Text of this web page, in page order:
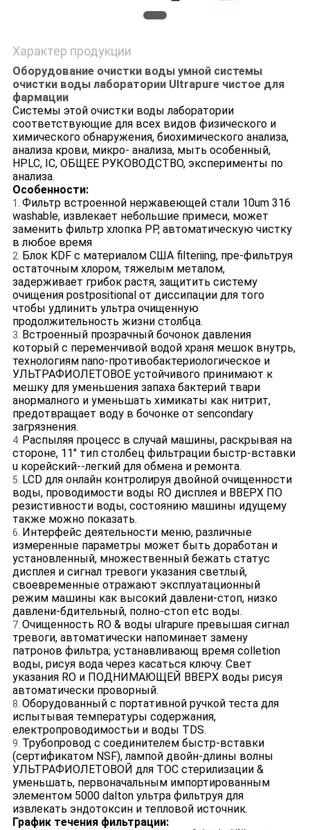
Характер продукции
Оборудование очистки воды умной системы
очистки воды лаборатории Ultrapure чистое для
фармации
Системы этой очистки воды лаборатории
соответствующие для всех видов физического и
химического обнаружения, биохимического анализа,
анализа крови, микро- анализа, мыть особенный,
HPLC, IC, ОБЩЕЕ РУКОВОДСТВО, эксперименты по
анализа.
Особенности:
1. Фильтр встроенной нержавеющей стали 10um 316
washable, извлекает небольшие примеси, может
заменить фильтр хлопка PP, автоматическую чистку
в любое время
2. Блок KDF с материалом США filteriing, пре-фильтруя
остаточным хлором, тяжелым металом,
задерживает грибок растя, защитить систему
очищения postpositional от диссипации для того
чтобы удлинить ультра очищенную
продолжительность жизни столбца.
3. Встроенный прозрачный бочонок давления
который с переменчивой водой храня мешок внутрь,
технологиям nano-противобактериологическое и
УЛЬТРАФИОЛЕТОВОЕ устойчивого принимают к
мешку для уменьшения запаха бактерий твари
анормалного и уменьшать химикаты как нитрит,
предотвращает воду в бочонке от sencondary
загрязнения.
4. Распыляя процесс в случай машины, раскрывая на
стороне, 11" тип столбец фильтрации быстр-вставки
u корейский--легкий для обмена и ремонта.
5. LCD для онлайн контролируя двойной очищенности
воды, проводимости воды RO дисплея и ВВЕРХ ПО
резистивности воды, состоянию машины идущему
также можно показать.
6. Интерфейс деятельности меню, различные
измеренные параметры может быть доработан и
установленный, множественный бежать статус
дисплея и сигнал тревоги указания светлый,
своевременные отражают эксплуатационный
режим машины как высокий давлени-стоп, низко
давлени-бдительный, полно-стоп etc воды.
7. Очищенность RO & воды ulrapure превышая сигнал
тревоги, автоматически напоминает замену
патронов фильтра; устанавливающ время colletion
воды, рисуя вода через касаться ключу. Свет
указания RO и ПОДНИМАЮЩЕЙ ВВЕРХ воды рисуя
автоматически проворный.
8. Оборудованный с портативной ручкой теста для
испытывая температуры содержания,
електропроводимостьи и воды TDS.
9. Трубопровод с соединителем быстр-вставки
(сертификатом NSF), лампой двойн-длины волны
УЛЬТРАФИОЛЕТОВОЙ для TOC стерилизации &
уменьшать, первоначальным импортированным
элементом 5000 dalton ультра фильтруя для
извлекать эндотоксин и тепловой источник.
График течения фильтрации: